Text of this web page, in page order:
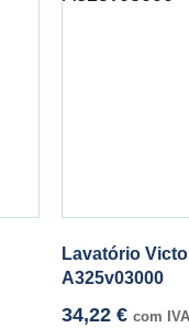
Lavatório
A325v03000
34,22 € com IVA